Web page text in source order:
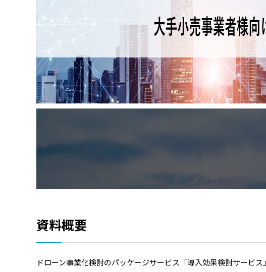
資料概要
ドローン事業化検討のパッケージサービス「導入効果検討サービ